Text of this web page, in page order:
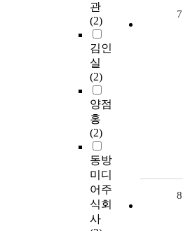
관
(2)
김인
실
(2)
양점
홍
(2)
동방
미디
어주
식회
사
7
8